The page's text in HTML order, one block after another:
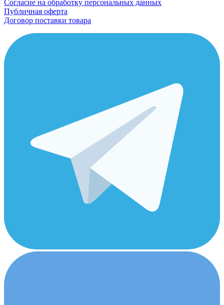
Согласие на обработку персональных данных
Публичная оферта
Договор поставки товара